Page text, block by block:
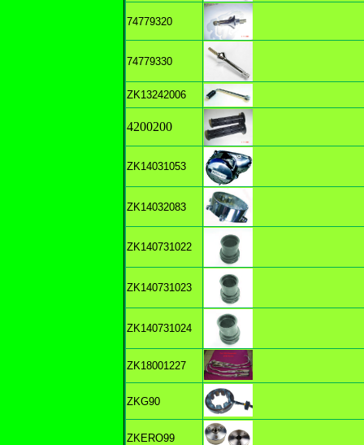
74779320
74779330
ZK13242006
4200200
ZK14031053
ZK14032083
ZK140731022
ZK140731023
ZK140731024
ZK18001227
ZKG90
ZKERO99